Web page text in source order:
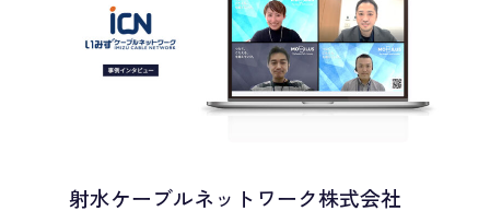
射水ケーブルネットワーク株式会社